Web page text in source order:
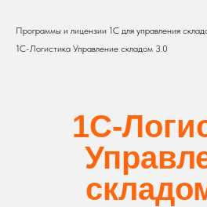
Программы и лицензии 1С для управления
1С-Логистика Управление складом 3.0
1С-